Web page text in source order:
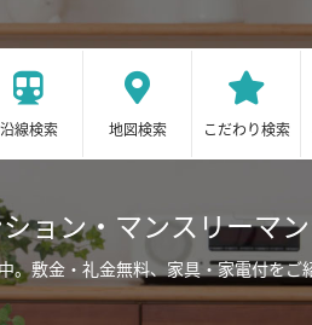
沿線検索 地図検索 こだわり検索
ョン・マンスリーマ
敷金・礼金無料、家具・家電付をご